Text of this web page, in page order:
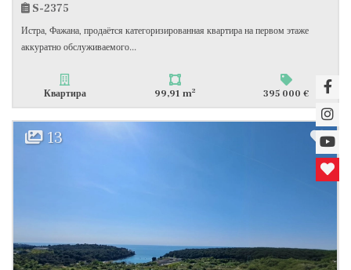
S-2375
Истра, Фажана, продаётся категоризированная квартира на первом этаже
аккуратно обслуживаемого...
Квартира 99,91 m2 395 000 €
13